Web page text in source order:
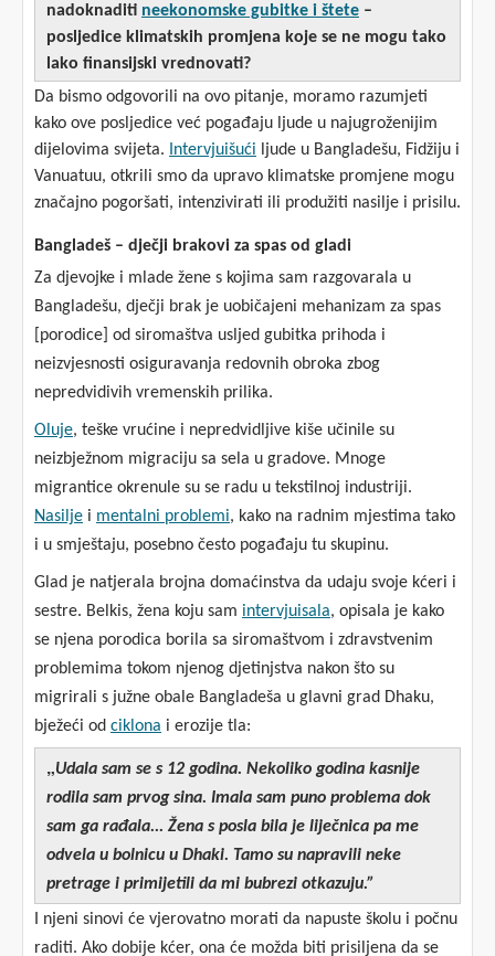
nadoknaditi neekonomske gubitke i štete –
posljedice klimatskih promjena koje se ne mogu tako
lako finansijski vrednovati?
Da bismo odgovorili na ovo pitanje, moramo razumjeti
kako ove posljedice već pogađaju ljude u najugroženijim
dijelovima svijeta.
Intervjuišući ljude u Bangladešu, Fidžiju i
Vanuatuu, otkrili smo da upravo klimatske promjene mogu
značajno pogoršati, intenzivirati ili produžiti nasilje i prisilu.
Bangladeš – dječji brakovi za spas od gladi
Za djevojke i mlade žene s kojima sam razgovarala u
Bangladešu, dječji brak je uobičajeni mehanizam za spas
[porodice] od siromaštva usljed gubitka prihoda i
neizvjesnosti osiguravanja redovnih obroka zbog
nepredvidivih vremenskih prilika.
Oluje, teške vrućine i nepredvidljive kiše učinile su
neizbježnom migraciju sa sela u gradove. Mnoge
migrantice okrenule su se radu u tekstilnoj industriji.
Nasilje i mentalni problemi, kako na radnim mjestima tako
i u smještaju, posebno često pogađaju tu skupinu.
Glad je natjerala brojna domaćinstva da udaju svoje kćeri i
sestre. Belkis, žena koju sam intervjuisala, opisala je kako
se njena porodica borila sa siromaštvom i zdravstvenim
problemima tokom njenog djetinjstva nakon što su
migrirali s južne obale Bangladeša u glavni grad Dhaku,
bježeći od ciklona i erozije tla:
„Udala sam se s 12 godina. Nekoliko godina kasnije
rodila sam prvog sina. Imala sam puno problema dok
sam ga rađala... Žena s posla bila je liječnica pa me
odvela u bolnicu u Dhaki. Tamo su napravili neke
pretrage i primijetili da mi bubrezi otkazuju.”
I njeni sinovi će vjerovatno morati da napuste školu i počnu
raditi. Ako dobije kćer, ona će možda biti prisiljena da se